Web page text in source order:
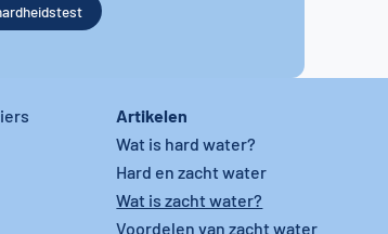
Artikelen
Wat is hard water?
Hard en zacht water
Wat is zacht water?
Voordelen van zacht water